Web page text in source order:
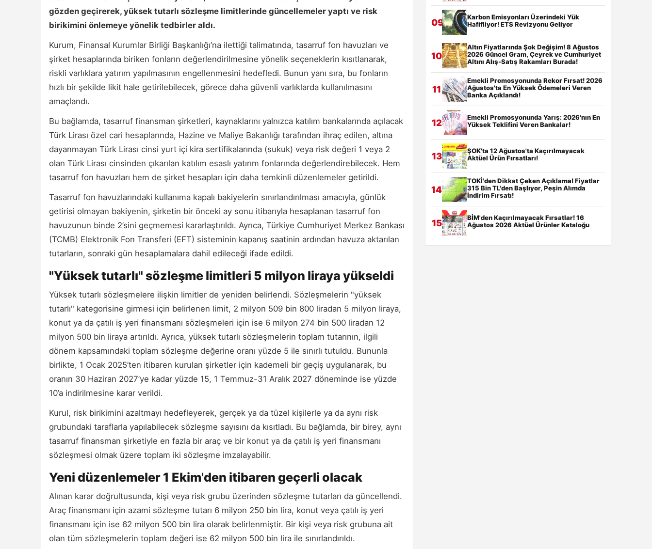
gözden geçirerek, yüksek tutarlı sözleşme limitlerinde güncellemeler yaptı ve risk
birikimini önlemeye yönelik tedbirler aldı.
Kurum, Finansal Kurumlar Birliği Başkanlığı’na ilettiği talimatında, tasarruf fon havuzları ve
şirket hesaplarında biriken fonların değerlendirilmesine yönelik seçeneklerin kısıtlanarak,
riskli varlıklara yatırım yapılmasının engellenmesini hedefledi. Bunun yanı sıra, bu fonların
hızlı bir şekilde likit hale getirilebilecek, görece daha güvenli varlıklarda kullanılmasını
amaçlandı.
Bu bağlamda, tasarruf finansman şirketleri, kaynaklarını yalnızca katılım bankalarında açılacak
Türk Lirası özel cari hesaplarında, Hazine ve Maliye Bakanlığı tarafından ihraç edilen, altına
dayanmayan Türk Lirası cinsi yurt içi kira sertifikalarında (sukuk) veya risk değeri 1 veya 2
olan Türk Lirası cinsinden çıkarılan katılım esaslı yatırım fonlarında değerlendirebilecek. Hem
tasarruf fon havuzları hem de şirket hesapları için daha temkinli düzenlemeler getirildi.
Tasarruf fon havuzlarındaki kullanıma kapalı bakiyelerin sınırlandırılması amacıyla, günlük
getirisi olmayan bakiyenin, şirketin bir önceki ay sonu itibarıyla hesaplanan tasarruf fon
havuzunun binde 2’sini geçmemesi kararlaştırıldı. Ayrıca, Türkiye Cumhuriyet Merkez Bankası
(TCMB) Elektronik Fon Transferi (EFT) sisteminin kapanış saatinin ardından havuza aktarılan
tutarların, sonraki gün hesaplamalara dahil edileceği ifade edildi.
"Yüksek tutarlı" sözleşme limitleri 5 milyon liraya yükseldi
Yüksek tutarlı sözleşmelere ilişkin limitler de yeniden belirlendi. Sözleşmelerin "yüksek
tutarlı" kategorisine girmesi için belirlenen limit, 2 milyon 509 bin 800 liradan 5 milyon liraya,
konut ya da çatılı iş yeri finansmanı sözleşmeleri için ise 6 milyon 274 bin 500 liradan 12
milyon 500 bin liraya artırıldı. Ayrıca, yüksek tutarlı sözleşmelerin toplam tutarının, ilgili
dönem kapsamındaki toplam sözleşme değerine oranı yüzde 5 ile sınırlı tutuldu. Bununla
birlikte, 1 Ocak 2025’ten itibaren kurulan şirketler için kademeli bir geçiş uygulanarak, bu
oranın 30 Haziran 2027’ye kadar yüzde 15, 1 Temmuz-31 Aralık 2027 döneminde ise yüzde
10’a indirilmesine karar verildi.
Kurul, risk birikimini azaltmayı hedefleyerek, gerçek ya da tüzel kişilerle ya da aynı risk
grubundaki taraflarla yapılabilecek sözleşme sayısını da kısıtladı. Bu bağlamda, bir birey, aynı
tasarruf finansman şirketiyle en fazla bir araç ve bir konut ya da çatılı iş yeri finansmanı
sözleşmesi olmak üzere toplam iki sözleşme imzalayabilir.
Yeni düzenlemeler 1 Ekim'den itibaren geçerli olacak
Alınan karar doğrultusunda, kişi veya risk grubu üzerinden sözleşme tutarları da güncellendi.
Araç finansmanı için azami sözleşme tutarı 6 milyon 250 bin lira, konut veya çatılı iş yeri
finansmanı için ise 62 milyon 500 bin lira olarak belirlenmiştir. Bir kişi veya risk grubuna ait
olan tüm sözleşmelerin toplam değeri ise 62 milyon 500 bin lira ile sınırlandırıldı.
09
Karbon Emisyonları Üzerindeki Yük
Hafifliyor! ETS Revizyonu Geliyor
10
Altın Fiyatlarında Şok Değişim! 8 Ağustos
2026 Güncel Gram, Çeyrek ve Cumhuriyet
Altını Alış-Satış Rakamları Burada!
11
Emekli Promosyonunda Rekor Fırsat! 2026
Ağustos'ta En Yüksek Ödemeleri Veren
Banka Açıklandı!
12
Emekli Promosyonunda Yarış: 2026'nın En
Yüksek Teklifini Veren Bankalar!
13
ŞOK'ta 12 Ağustos'ta Kaçırılmayacak
Aktüel Ürün Fırsatları!
14
TOKİ'den Dikkat Çeken Açıklama! Fiyatlar
315 Bin TL'den Başlıyor, Peşin Alımda
İndirim Fırsatı!
15
BİM'den Kaçırılmayacak Fırsatlar! 16
Ağustos 2026 Aktüel Ürünler Kataloğu